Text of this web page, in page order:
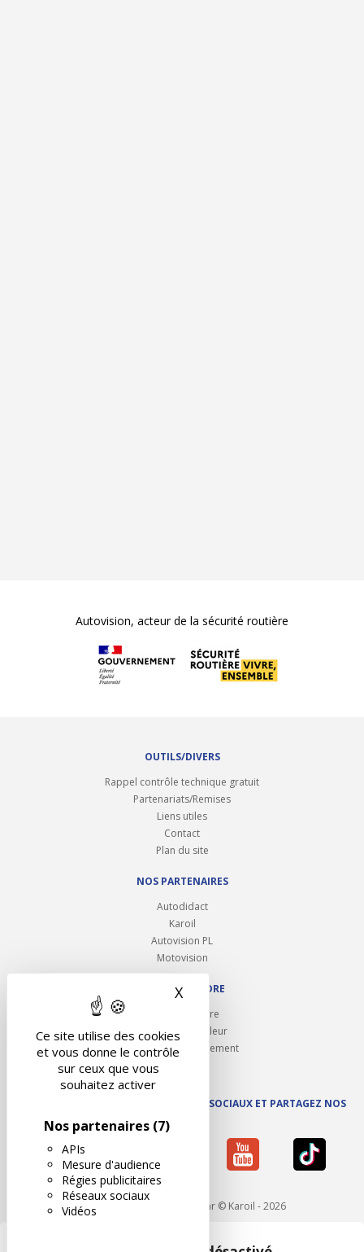
Ce site utilise des cookies
et vous donne le contrôle
sur ceux que vous
souhaitez activer
Nos partenaires (7)
APIs
Mesure d'audience
Régies publicitaires
Réseaux sociaux
Vidéos
X Masquer le bandeau des
Autovision, acteur de la sécurité routière
OUTILS/DIVERS
Rappel contrôle technique gratuit
Partenariats/Remises
Liens utiles
Contact
Plan du site
NOS PARTENAIRES
Autodidact
Karoil
Autovision PL
Motovision
NOUS REJOINDRE
Ouvrir un centre
Devenez contrôleur
Carrières et recrutement
SUIVEZ AUTOVISION SUR LES RÉSEAUX SOCIAUX ET PARTAGEZ NOS
ACTUS
Mentions légales - Réalisé par © Karoil - 2026